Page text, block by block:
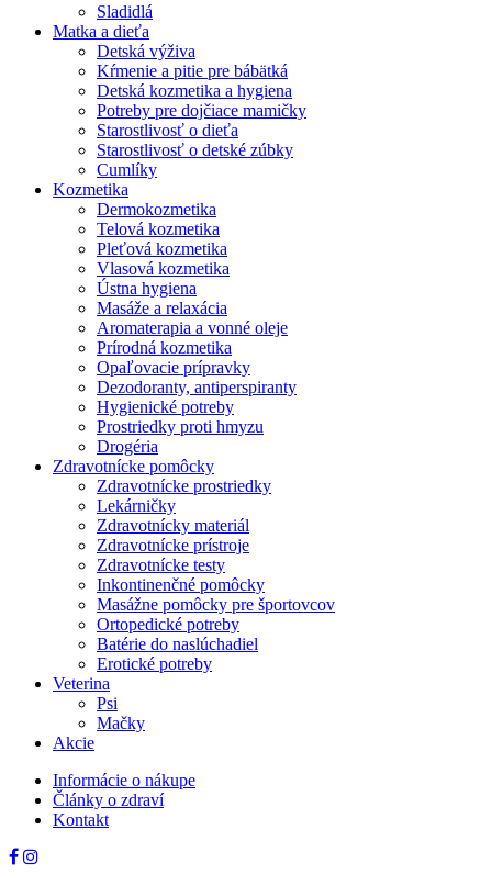
Sladidlá
Matka a dieťa
Detská výživa
Kŕmenie a pitie pre bábätká
Detská kozmetika a hygiena
Potreby pre dojčiace mamičky
Starostlivosť o dieťa
Starostlivosť o detské zúbky
Cumlíky
Kozmetika
Dermokozmetika
Telová kozmetika
Pleťová kozmetika
Vlasová kozmetika
Ústna hygiena
Masáže a relaxácia
Aromaterapia a vonné oleje
Prírodná kozmetika
Opaľovacie prípravky
Dezodoranty, antiperspiranty
Hygienické potreby
Prostriedky proti hmyzu
Drogéria
Zdravotnícke pomôcky
Zdravotnícke prostriedky
Lekárničky
Zdravotnícky materiál
Zdravotnícke prístroje
Zdravotnícke testy
Inkontinenčné pomôcky
Masážne pomôcky pre športovcov
Ortopedické potreby
Batérie do naslúchadiel
Erotické potreby
Veterina
Psi
Mačky
Akcie
Informácie o nákupe
Články o zdraví
Kontakt